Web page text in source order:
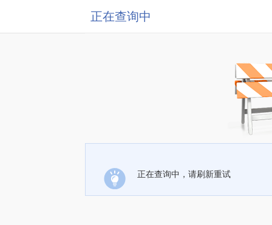
正在查询中
正在查询中，请刷新重试